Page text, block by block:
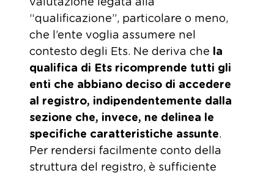
valutazione legata alla
“qualificazione”, particolare o meno,
che l’ente voglia assumere nel
contesto degli Ets. Ne deriva che la
qualifica di Ets ricomprende tutti gli
enti che abbiano deciso di accedere
al registro, indipendentemente dalla
sezione che, invece, ne delinea le
specifiche caratteristiche assunte.
Per rendersi facilmente conto della
struttura del registro, è sufficiente